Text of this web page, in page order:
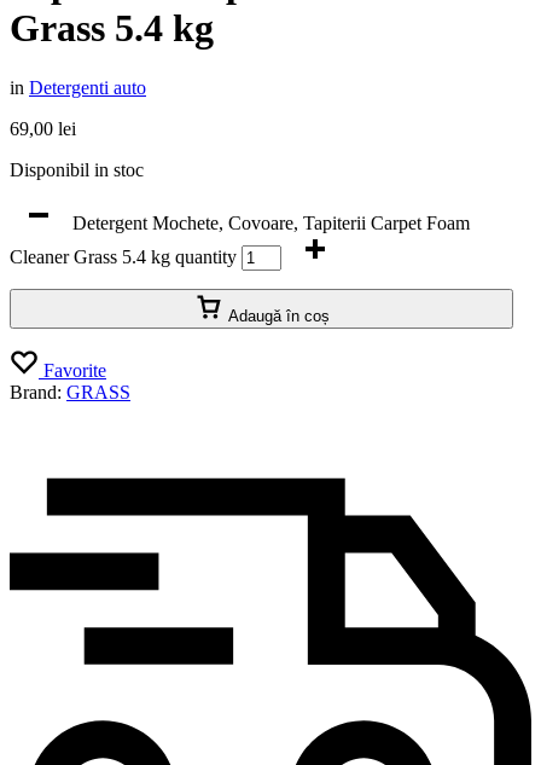
Grass 5.4 kg
in Detergenti auto
69,00 lei
Disponibil in stoc
Detergent Mochete, Covoare, Tapiterii Carpet Foam
Cleaner Grass 5.4 kg quantity
Adaugă în coș
Favorite
Brand: GRASS